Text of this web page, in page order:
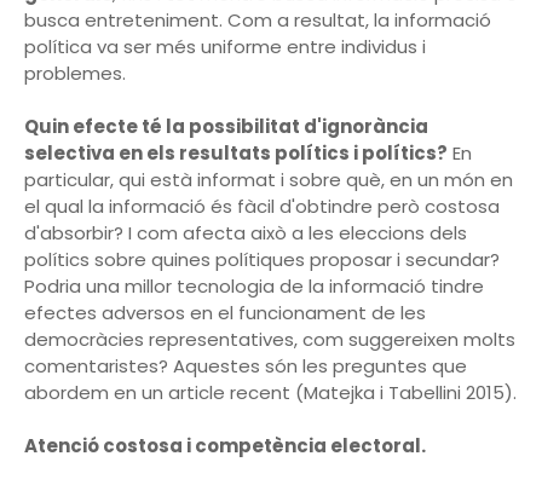
busca entreteniment. Com a resultat, la informació
política va ser més uniforme entre individus i
problemes.
Quin efecte té la possibilitat d'ignorància
selectiva en els resultats polítics i polítics? En
particular, qui està informat i sobre què, en un món en
el qual la informació és fàcil d'obtindre però costosa
d'absorbir? I com afecta això a les eleccions dels
polítics sobre quines polítiques proposar i secundar?
Podria una millor tecnologia de la informació tindre
efectes adversos en el funcionament de les
democràcies representatives, com suggereixen molts
comentaristes? Aquestes són les preguntes que
abordem en un article recent (Matejka i Tabellini 2015).
Atenció costosa i competència electoral.